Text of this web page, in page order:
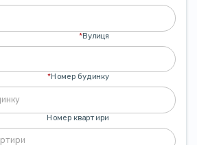
Вулиця
*
Номер будинку
*
Номер квартири